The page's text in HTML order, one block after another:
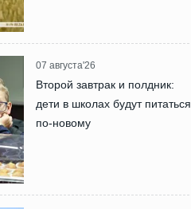
07 августа'26
Второй завтрак и полдник:
дети в школах будут питаться
по-новому